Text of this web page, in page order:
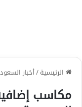
الرئيسية/أخبار
مكاسب